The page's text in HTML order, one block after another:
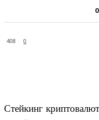
408 0
Стейкинг